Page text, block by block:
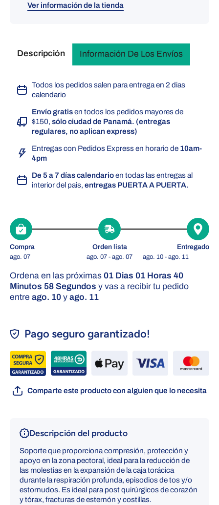
Ver información de la tienda
Descripción Información De Los Envíos
Todos los pedidos salen para entrega en 2 dias
calendario
Envío gratisen todos los pedidos mayores de
$150, sólo ciudad de Panamá. (entregas
regulares, no aplican express)
Entregas con Pedidos Express en horario de 10am-
4pm
De 5 a 7 días calendarioen todas las entregas al
interior del pais, entregas PUERTA A PUERTA.
Compra
ago. 07
Orden lista
ago. 07 - ago. 07
Entregado
ago. 10 - ago. 11
Ordena en las próximas 01 Dias 01 Horas 40
Minutos 57 Segundos y vas a recibir tu pedido
entre ago. 10 y ago. 11
Pago seguro garantizado!
Comparte este producto con alguien que lo necesita
Descripción del producto
Soporte que proporciona compresión, protección y
apoyo en la zona pectoral, ideal para la reducción de
las molestias en la expansión de la caja torácica
durante la respiración profunda, episodios de tos y/o
estornudos. Es ideal para post quirúrgicos de corazón
y tórax, fracturas de esternón y costillas.